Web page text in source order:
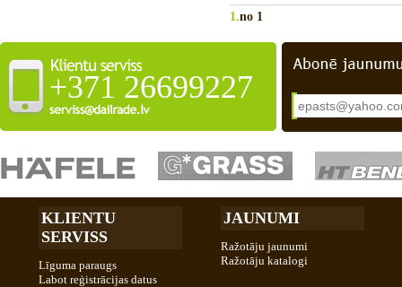
1.no 1
+371 26699227
KLIENTU
SERVISS
Līguma paraugs
Labot reģistrācijas datus
JAUNUMI
Ražotāju jaunumi
Ražotāju katalogi